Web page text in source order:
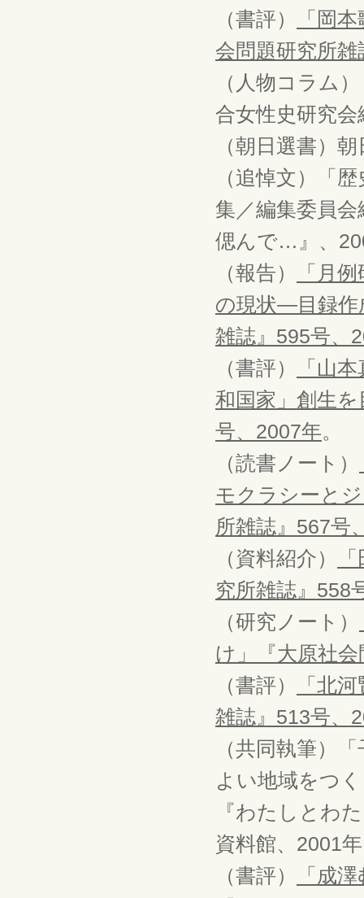
（書評）
「岡
会問題研究所
（人物コラム
合女性史研究
（朝日選書）
（追悼文）「
集／編集委員
偲んで…』、
（報告）
「月
の現状―目録作
雑誌』595号、
（書評）
「山
和国家」創生
号、2007年。
（読書ノート）
モクラシーと
所雑誌』567号
（資料紹介）
究所雑誌』558
（研究ノート）
け」『大原社
（書評）
「北
雑誌』513号、
（共同執筆）
よい地域をつ
『わたしとわ
資料館、2001
（書評）
「成